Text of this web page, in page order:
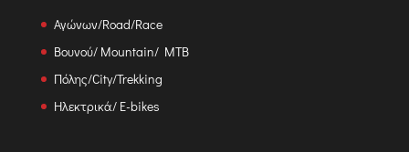
Αγώνων/Road/Race
Βουνού/ Mountain/ MTB
Πόλης/City/Trekking
Ηλεκτρικά/ E-bikes